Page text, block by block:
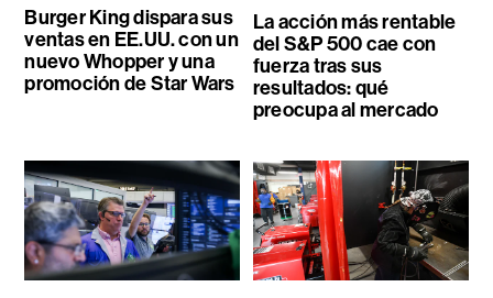
Burger King dispara sus
ventas en EE.UU. con un
nuevo Whopper y una
promoción de Star Wars
La acción más rentable
del S&P 500 cae con
fuerza tras sus
resultados: qué
preocupa al mercado